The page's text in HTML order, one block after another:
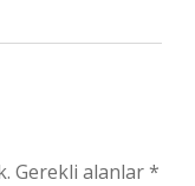
Gerekli alanlar*